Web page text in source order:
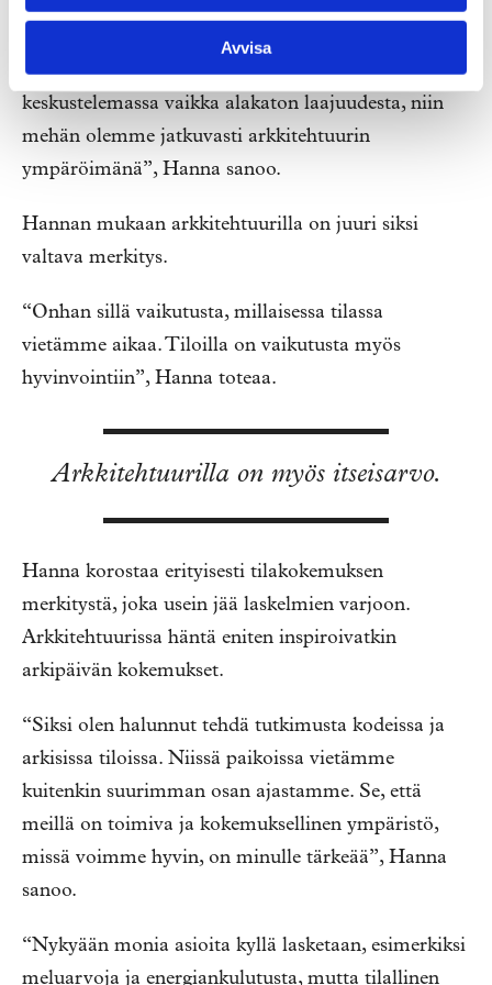
Avvisa
“Vaikka arkkitehtuurin merkitystä tulee harvemmin
pohdittua, kun istuu palaverissa toisensa jälkeen
keskustelemassa vaikka alakaton laajuudesta, niin
mehän olemme jatkuvasti arkkitehtuurin
ympäröimänä”, Hanna sanoo.
Hannan mukaan arkkitehtuurilla on juuri siksi
valtava merkitys.
“Onhan sillä vaikutusta, millaisessa tilassa
vietämme aikaa. Tiloilla on vaikutusta myös
hyvinvointiin”, Hanna toteaa.
Arkkitehtuurilla on myös itseisarvo.
Hanna korostaa erityisesti tilakokemuksen
merkitystä, joka usein jää laskelmien varjoon.
Arkkitehtuurissa häntä eniten inspiroivatkin
arkipäivän kokemukset.
“Siksi olen halunnut tehdä tutkimusta kodeissa ja
arkisissa tiloissa. Niissä paikoissa vietämme
kuitenkin suurimman osan ajastamme. Se, että
meillä on toimiva ja kokemuksellinen ympäristö,
missä voimme hyvin, on minulle tärkeää”, Hanna
sanoo.
“Nykyään monia asioita kyllä lasketaan, esimerkiksi
meluarvoja ja energiankulutusta, mutta tilallinen